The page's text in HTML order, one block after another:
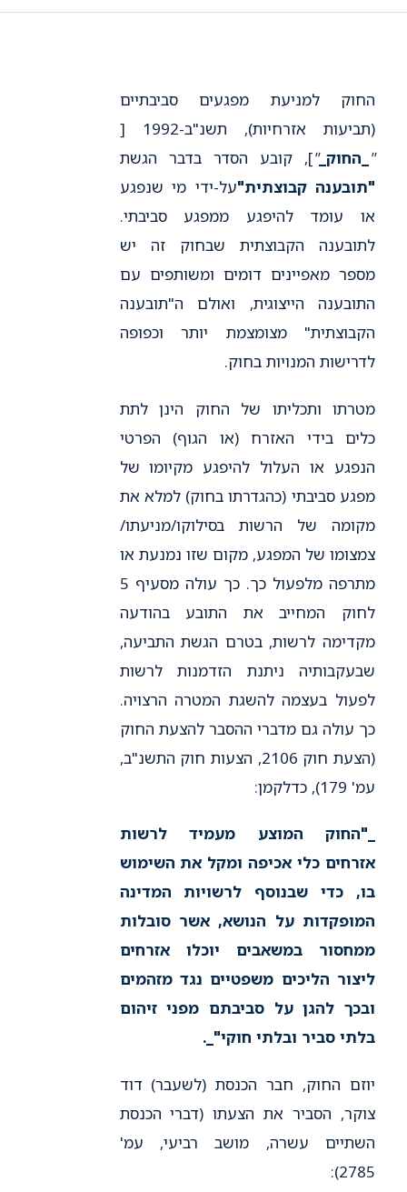
החוק למניעת מפגעים סביבתיים
(תביעות אזרחיות), תשנ"ב-1992 [
" _החוק_"], קובע הסדר בדבר הגשת
"תובענה קבוצתית"על-ידי מי שנפגע
או עומד להיפגע ממפגע סביבתי.
לתובענה הקבוצתית שבחוק זה יש
מספר מאפיינים דומים ומשותפים עם
התובענה הייצוגית, ואולם ה"תובענה
הקבוצתית" מצומצמת יותר וכפופה
לדרישות המנויות בחוק.
מטרתו ותכליתו של החוק הינן לתת
כלים בידי האזרח (או הגוף) הפרטי
הנפגע או העלול להיפגע מקיומו של
מפגע סביבתי (כהגדרתו בחוק) למלא את
מקומה של הרשות בסילוקו/מניעתו/
צמצומו של המפגע, מקום שזו נמנעת או
מתרפה מלפעול כך. כך עולה מסעיף 5
לחוק המחייב את התובע בהודעה
מקדימה לרשות, בטרם הגשת התביעה,
שבעקבותיה ניתנת הזדמנות לרשות
לפעול בעצמה להשגת המטרה הרצויה.
כך עולה גם מדברי ההסבר להצעת החוק
(הצעת חוק 2106, הצעות חוק התשנ"ב,
עמ' 179), כדלקמן:
_"החוק המוצע מעמיד לרשות
אזרחים כלי אכיפה ומקל את השימוש
בו, כדי שבנוסף לרשויות המדינה
המופקדות על הנושא, אשר סובלות
ממחסור במשאבים יוכלו אזרחים
ליצור הליכים משפטיים נגד מזהמים
ובכך להגן על סביבתם מפני זיהום
בלתי סביר ובלתי חוקי"_ .
יוזם החוק, חבר הכנסת (לשעבר) דוד
צוקר, הסביר את הצעתו (דברי הכנסת
השתיים עשרה, מושב רביעי, עמ'
2785):